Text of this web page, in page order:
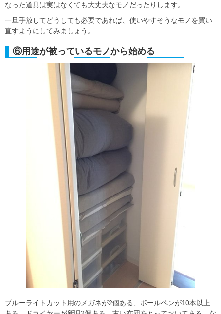
なった道具は実はなくても大丈夫なモノだったりします。
一旦手放してどうしても必要であれば、使いやすそうなモノを買い
直すようにしてみましょう。
⑥用途が被っているモノから始める
ブルーライトカット用のメガネが2個ある、ボールペンが10本以上